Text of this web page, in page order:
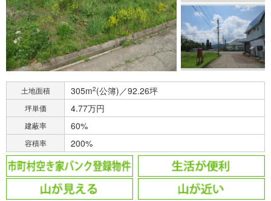
土地面積 305m2(公簿)／92.26坪
坪単価 4.77万円
建蔽率 60%
容積率 200%